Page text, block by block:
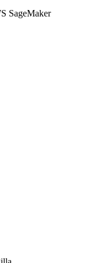
SageMaker